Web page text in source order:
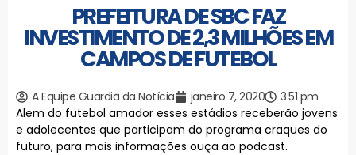
PREFEITURA DE SBC FAZ
INVESTIMENTO DE 2,3 MILHÕES EM
CAMPOS DE FUTEBOL
A Equipe Guardiã da Notícia janeiro 7, 2020
3:51 pm
Alem do futebol amador esses estádios receberão jovens
e adolecentes que participam do programa craques do
futuro, para mais informações ouça ao podcast.